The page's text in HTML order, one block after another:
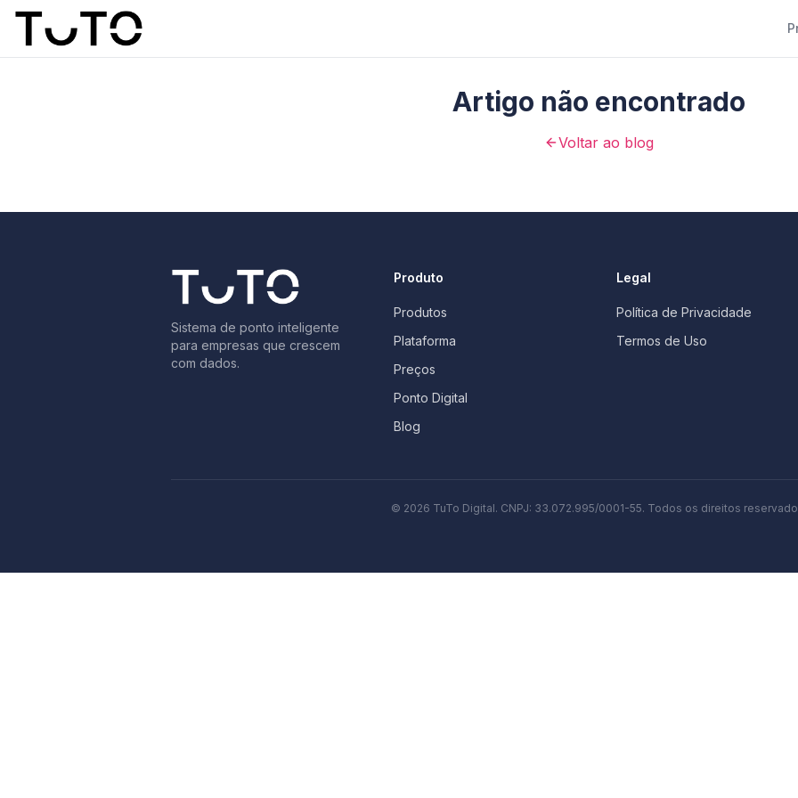
Artigo não encontrado
Voltar ao blog
Sistema de ponto inteligente
para empresas que crescem
com dados.
Produto
Produtos
Plataforma
Preços
Ponto Digital
Blog
Legal
Política de Privacidade
Termos de Uso
© 2026 TuTo Digital. CNPJ: 33.072.995/0001-55. Todos os direitos